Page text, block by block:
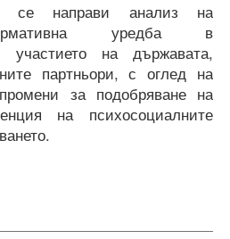
се направи анализ на
уредба в
участието на държавата,
партньори, с оглед на
за подобряване на
на психосоциалните